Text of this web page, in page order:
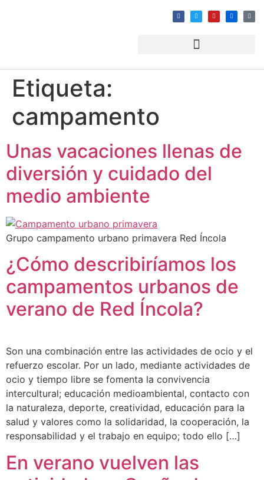
Etiqueta:
campamento
Unas vacaciones llenas de
diversión y cuidado del
medio ambiente
Grupo campamento urbano primavera Red Íncola
¿Cómo describiríamos los
campamentos urbanos de
verano de Red Íncola?
Son una combinación entre las actividades de ocio y el
refuerzo escolar. Por un lado, mediante actividades de
ocio y tiempo libre se fomenta la convivencia
intercultural; educación medioambiental, contacto con
la naturaleza, deporte, creatividad, educación para la
salud y valores como la solidaridad, la cooperación, la
responsabilidad y el trabajo en equipo; todo ello […]
En verano vuelven las